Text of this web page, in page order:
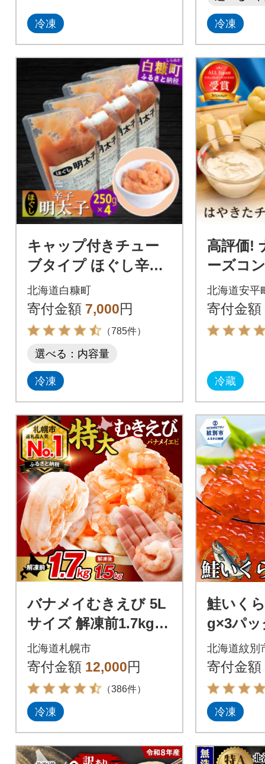
冷凍 冷凍
キャップ付きチュー
ブタイプ ほぐし辛子
明太子 1kg(250g×4)
北海道白糠町
寄付金額 7,000円
（785件）
選べる：内容量
冷凍
高評価!
ーズコ
夢民舎
きたチ
せセッ
北海道安平
寄付金額
冷蔵
バナメイむきえび 5L
サイズ 解凍前1.7kg 8
50g×2袋 エビ むきえ
び_hs207-001
北海道札幌市
寄付金額 12,000円
（386件）
冷凍
鮭いく
g×3パッ
北海道紋別
寄付金額
冷凍